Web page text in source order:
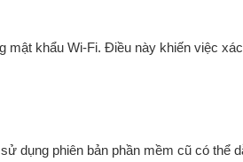
mật khẩu Wi-Fi. Điều này khiến việc
dụng phiên bản phần mềm cũ có thể